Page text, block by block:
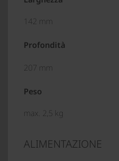
142 mm
Profondità
207 mm
Peso
max. 2,5 kg
ALIMENTAZIONE